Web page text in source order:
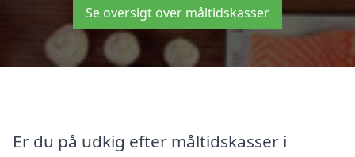
Se oversigt over måltidskasser
Er du på udkig efter måltidskasser i